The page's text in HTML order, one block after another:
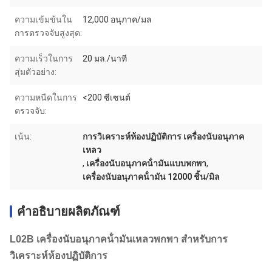
ความเข้มข้นใน
การตรวจจับสูงสุด:
12,000 อนุภาค/มล
ความเร็วในการ
สุ่มตัวอย่าง:
20 มล./นาที
ความหนืดในการ
ตรวจจับ:
<200 ซีเซนต์
เน้น:
การวิเคราะห์ห้องปฏิบัติการ เครื่องนับอนุภาค
เหลว
, เครื่องนับอนุภาคน้ํามันแบบพกพา,
เครื่องนับอนุภาคน้ํามัน 12000 ชิ้น/มิล
คำอธิบายผลิตภัณฑ์
L02B เครื่องนับอนุภาคน้ํามันเหลวพกพา สําหรับการ
วิเคราะห์ห้องปฏิบัติการ